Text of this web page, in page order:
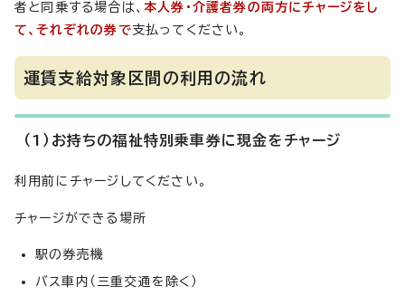
者と同乗する場合は、 本人券・介護者券の両方にチャージをし
て、それぞれの券で支払ってください。
運賃支給対象区間の利用の流れ
（1）お持ちの福祉特別乗車券に現金をチャージ
利用前にチャージしてください。
チャージができる場所
駅の券売機
バス車内（三重交通を除く）